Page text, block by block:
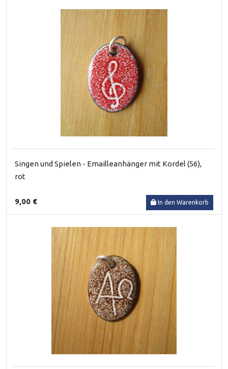
Singen und Spielen - Emailleanhänger mit Kordel (56),
rot
9,00 € In den Warenkorb